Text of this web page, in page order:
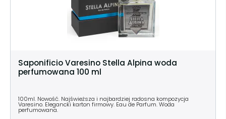
Saponificio Varesino Stella Alpina woda
perfumowana 100 ml
100ml. Nowość. Najświeższa i najbardziej radosna kompozycja
Varesino. Elegancki karton firmowy. Eau de Parfum. Woda
perfumowana.